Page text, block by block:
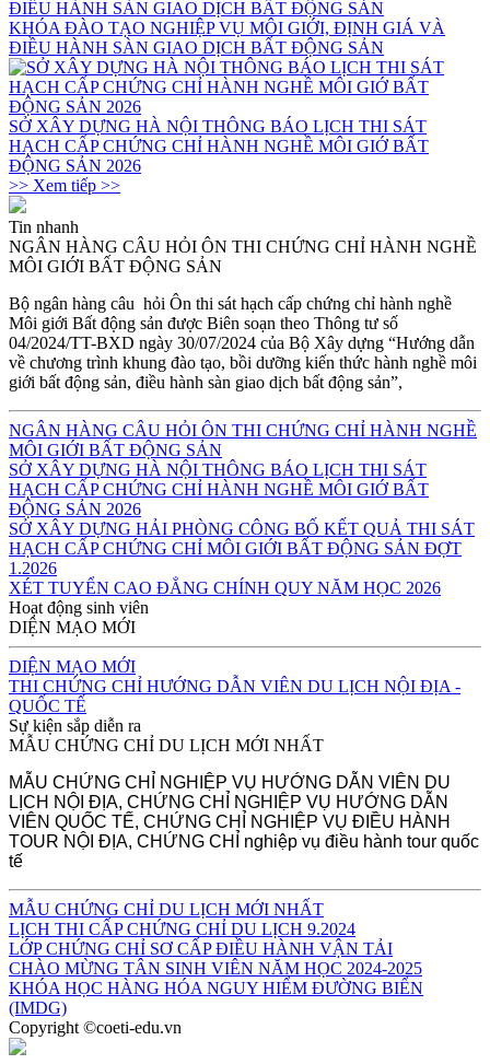
KHÓA ĐÀO TẠO NGHIỆP VỤ MÔI GIỚI, ĐỊNH GIÁ VÀ
ĐIỀU HÀNH SÀN GIAO DỊCH BẤT ĐỘNG SẢN
SỞ XÂY DỰNG HÀ NỘI THÔNG BÁO LỊCH THI SÁT
HẠCH CẤP CHỨNG CHỈ HÀNH NGHỀ MÔI GIỚ BẤT
ĐỘNG SẢN 2026
>> Xem tiếp >>
Tin nhanh
NGÂN HÀNG CÂU HỎI ÔN THI CHỨNG CHỈ HÀNH NGHỀ
MÔI GIỚI BẤT ĐỘNG SẢN
Bộ ngân hàng câu hỏi Ôn thi sát hạch cấp chứng chỉ hành nghề
Môi giới Bất động sản được Biên soạn theo Thông tư số
04/2024/TT-BXD ngày 30/07/2024 của Bộ Xây dựng “Hướng dẫn
về chương trình khung đào tạo, bồi dưỡng kiến thức hành nghề môi
giới bất động sản, điều hành sàn giao dịch bất động sản”,
NGÂN HÀNG CÂU HỎI ÔN THI CHỨNG CHỈ HÀNH NGHỀ
MÔI GIỚI BẤT ĐỘNG SẢN
SỞ XÂY DỰNG HÀ NỘI THÔNG BÁO LỊCH THI SÁT
HẠCH CẤP CHỨNG CHỈ HÀNH NGHỀ MÔI GIỚ BẤT
ĐỘNG SẢN 2026
SỞ XÂY DỰNG HẢI PHÒNG CÔNG BỐ KẾT QUẢ THI SÁT
HẠCH CẤP CHỨNG CHỈ MÔI GIỚI BẤT ĐỘNG SẢN ĐỢT
1.2026
XÉT TUYỂN CAO ĐẲNG CHÍNH QUY NĂM HỌC 2026
Hoạt động sinh viên
DIỆN MẠO MỚI
DIỆN MẠO MỚI
THI CHỨNG CHỈ HƯỚNG DẪN VIÊN DU LỊCH NỘI ĐỊA -
QUỐC TẾ
Sự kiện sắp diễn ra
MẪU CHỨNG CHỈ DU LỊCH MỚI NHẤT
MẪU CHỨNG CHỈ NGHIỆP VỤ HƯỚNG DẪN VIÊN DU
LỊCH NỘI ĐỊA, CHỨNG CHỈ NGHIỆP VỤ HƯỚNG DẪN
VIÊN QUỐC TẾ, CHỨNG CHỈ NGHIỆP VỤ ĐIỀU HÀNH
TOUR NỘI ĐỊA, CHỨNG CHỈ nghiệp vụ điều hành tour quốc
tế
MẪU CHỨNG CHỈ DU LỊCH MỚI NHẤT
LỊCH THI CẤP CHỨNG CHỈ DU LỊCH 9.2024
LỚP CHỨNG CHỈ SƠ CẤP ĐIỀU HÀNH VẬN TẢI
CHÀO MỪNG TÂN SINH VIÊN NĂM HỌC 2024-2025
KHÓA HỌC HÀNG HÓA NGUY HIỂM ĐƯỜNG BIỂN
(IMDG)
Copyright ©coeti-edu.vn